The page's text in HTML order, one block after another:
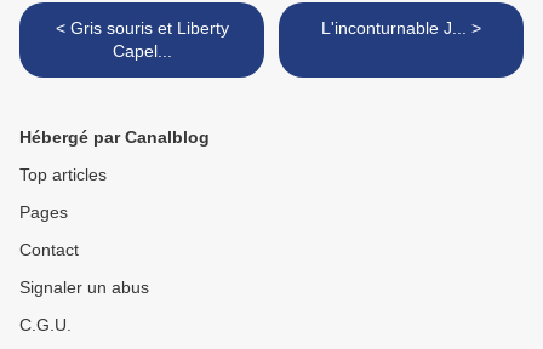
< Gris souris et Liberty
Capel...
L'inconturnable J... >
Hébergé par Canalblog
Top articles
Pages
Contact
Signaler un abus
C.G.U.